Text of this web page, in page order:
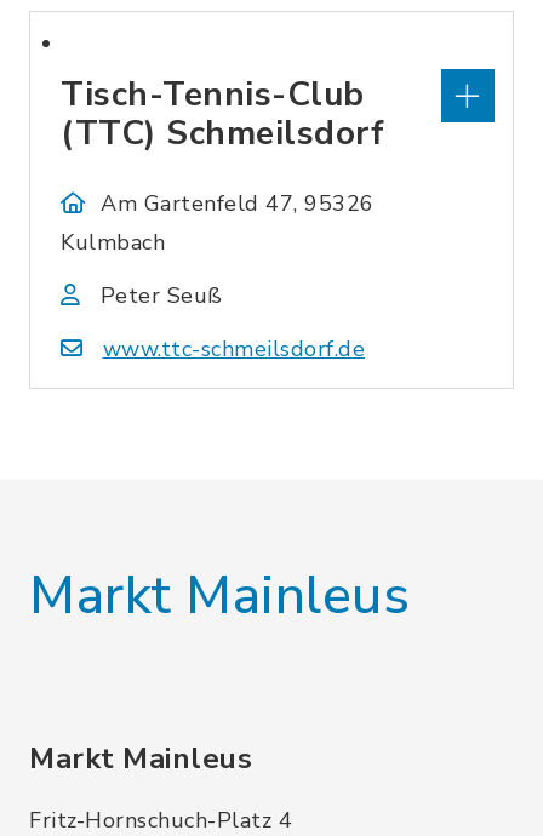
Tisch-Tennis-Club
(TTC) Schmeilsdorf
Am Gartenfeld 47, 95326
Kulmbach
Peter Seuß
www.ttc-schmeilsdorf.de
Markt Mainleus
Markt Mainleus
Fritz-Hornschuch-Platz 4